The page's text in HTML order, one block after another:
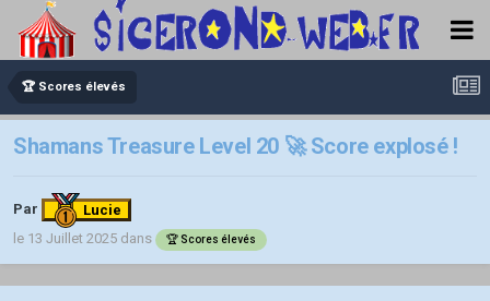
🏆 Scores élevés
Shamans Treasure Level 20 🚀 Score explosé !
Par
Lucie
le 13 Juillet 2025 dans 🏆 Scores élevés